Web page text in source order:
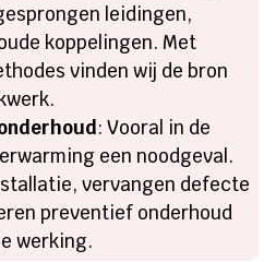
leidingen,
koppelingen. Met
vinden wij de bron
: Vooral in de
een noodgeval.
vervangen defecte
preventief onderhoud
werking.